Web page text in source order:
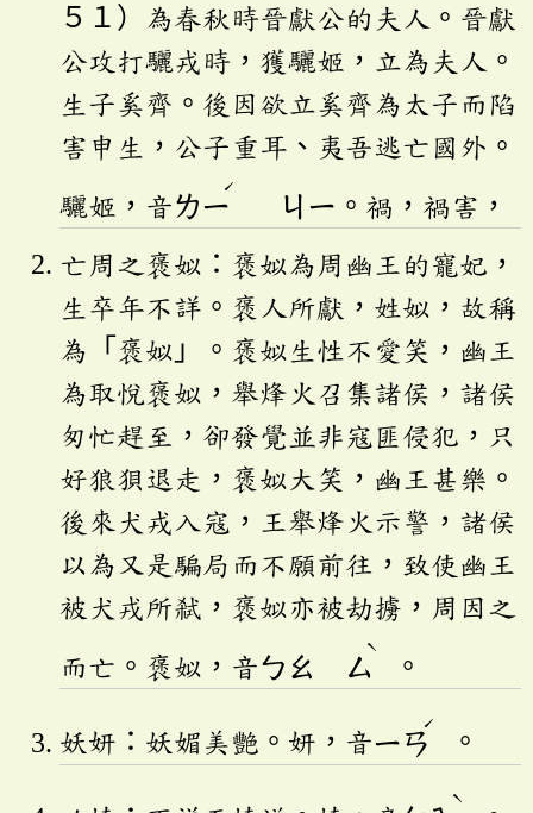
５１）為春秋時晉獻公的夫人。晉獻
公攻打驪戎時，獲驪姬，立為夫人。
生子奚齊。後因欲立奚齊為太子而陷
害申生，公子重耳、夷吾逃亡國外。
驪姬，音ㄌㄧ
ˊ
ㄐㄧ 。禍，禍害，
亡周之褒姒：褒姒為周幽王的寵妃，
生卒年不詳。褒人所獻，姓姒，故稱
為「褒姒」。褒姒生性不愛笑，幽王
為取悅褒姒，舉烽火召集諸侯，諸侯
匆忙趕至，卻發覺並非寇匪侵犯，只
好狼狽退走，褒姒大笑，幽王甚樂。
後來犬戎入寇，王舉烽火示警，諸侯
以為又是騙局而不願前往，致使幽王
被犬戎所弒，褒姒亦被劫擄，周因之
而亡。褒姒，音ㄅㄠ ㄙ
ˋ
。
妖妍：妖媚美艷。妍，音ㄧㄢ
ˊ
。
ˋ